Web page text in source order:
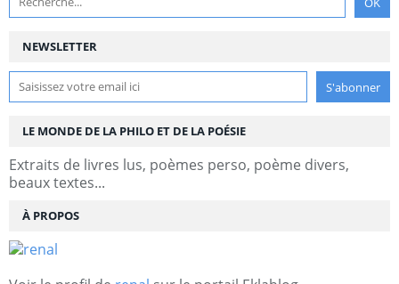
NEWSLETTER
LE MONDE DE LA PHILO ET DE LA POÉSIE
Extraits de livres lus, poèmes perso, poème divers,
beaux textes...
À PROPOS